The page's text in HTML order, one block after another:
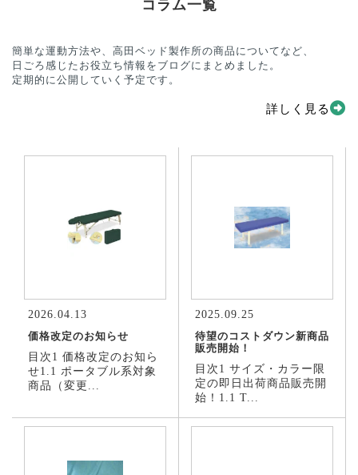
コラム一覧
簡単な運動方法や、高田ベッド製作所の商品についてなど、
日ごろ感じたお役立ち情報をブログにまとめました。
定期的に公開していく予定です。
詳しく見る
2026.04.13
価格改定のお知らせ
目次1 価格改定のお知ら
せ1.1 ポータブル系対象
商品（変更...
2025.09.25
待望のコストダウン新商品
販売開始！
目次1 サイズ・カラー限
定の即日出荷商品販売開
始！1.1 T...